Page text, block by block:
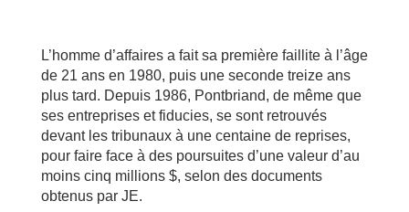
L’homme d’affaires a fait sa première faillite à l’âge
de 21 ans en 1980, puis une seconde treize ans
plus tard. Depuis 1986, Pontbriand, de même que
ses entreprises et fiducies, se sont retrouvés
devant les tribunaux à une centaine de reprises,
pour faire face à des poursuites d’une valeur d’au
moins cinq millions $, selon des documents
obtenus par JE.